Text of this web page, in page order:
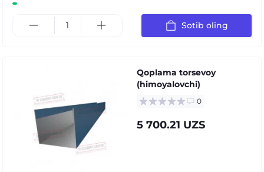
Sotib oling
Qoplama torsevoy
(himoyalovchi)
0
5 700.21 UZS